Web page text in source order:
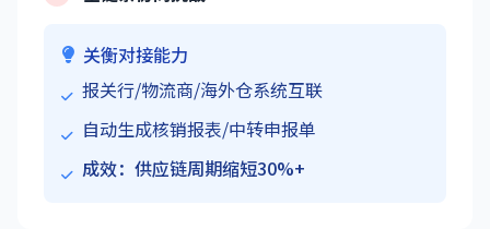
关衡对接能力
报关行/物流商/海外仓系统互联
自动生成核销报表/中转申报单
成效：供应链周期缩短30%+